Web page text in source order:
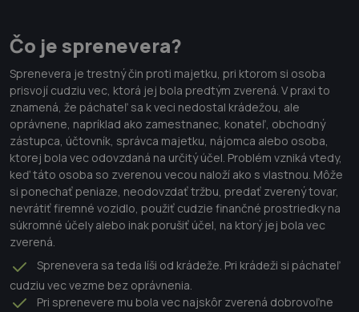
Čo je sprenevera?
Sprenevera je trestný čin proti majetku, pri ktorom si osoba
prisvojí cudziu vec, ktorá jej bola predtým zverená. V praxi to
znamená, že páchateľ sa k veci nedostal krádežou, ale
oprávnene, napríklad ako zamestnanec, konateľ, obchodný
zástupca, účtovník, správca majetku, nájomca alebo osoba,
ktorej bola vec odovzdaná na určitý účel. Problém vzniká vtedy,
keď táto osoba so zverenou vecou naloží ako s vlastnou. Môže
si ponechať peniaze, neodovzdať tržbu, predať zverený tovar,
nevrátiť firemné vozidlo, použiť cudzie finančné prostriedky na
súkromné účely alebo inak porušiť účel, na ktorý jej bola vec
zverená.
Sprenevera sa teda líši od krádeže. Pri krádeži si páchateľ
cudziu vec vezme bez oprávnenia.
Pri sprenevere mu bola vec najskôr zverená dobrovoľne